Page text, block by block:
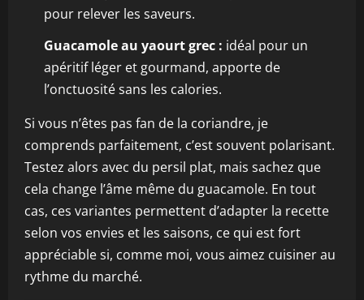
pour relever les saveurs.
Guacamole au yaourt grec : idéal pour un
apéritif léger et gourmand, apporte de
l’onctuosité sans les calories.
Si vous n’êtes pas fan de la coriandre, je
comprends parfaitement, c’est souvent polarisant.
Testez alors avec du persil plat, mais sachez que
cela change l’âme même du guacamole. En tout
cas, ces variantes permettent d’adapter la recette
selon vos envies et les saisons, ce qui est fort
appréciable si, comme moi, vous aimez cuisiner au
rythme du marché.